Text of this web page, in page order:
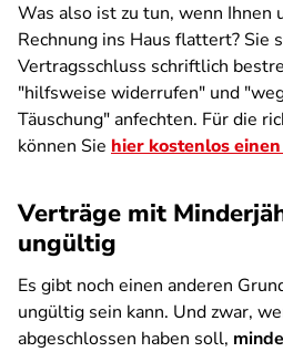
Was also ist zu tun, wenn Ihnen
Rechnung ins Haus flattert? Sie
Vertragsschluss schriftlich
"hilfsweise widerrufen" und
Täuschung" anfechten. Für die
können Sie hier kostenlos
Verträge mit
ungültig
Es gibt noch einen anderen
ungültig sein kann. Und zwar,
abgeschlossen haben soll,